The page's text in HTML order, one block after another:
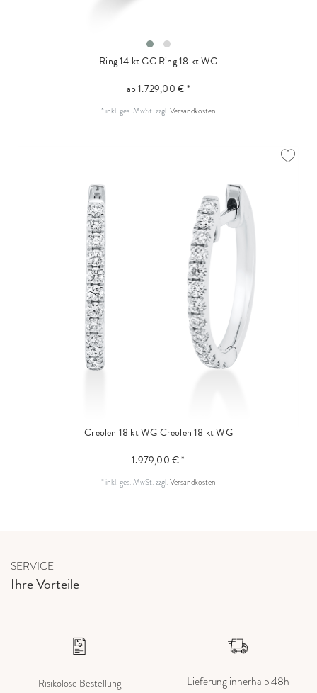
Ring 14 kt GGRing 18 kt WG
ab 1.729,00 € *
* inkl. ges. MwSt.zzgl.Versandkosten
Creolen 18 kt WGCreolen 18 kt WG
1.979,00 € *
* inkl. ges. MwSt.zzgl.Versandkosten
SERVICE
Ihre Vorteile
Risikolose Bestellung Lieferung innerhalb 48h